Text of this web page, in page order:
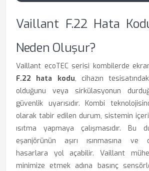
Vaillant F.22 Hata
Neden Oluşur?
Vaillant ecoTEC serisi kombilerde
F.22 hata kodu, cihazın
olduğunu veya sirkülasyonun
güvenlik uyarısıdır. Kombi
olarak tabir edilen durum, sistemin
ısıtma yapmaya çalışmasıdır. Bu
eşanjörünün aşırı ısınmasına ve
hasarlara yol açabilir. Vaillant
minimize etmek adına basınç